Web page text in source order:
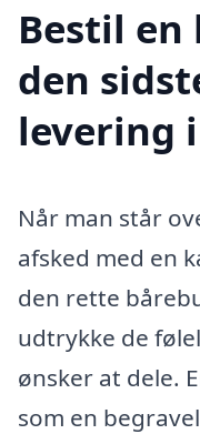
Bestil
den
levering
Når man står
afsked med en
den rette
udtrykke de
ønsker at dele.
som en